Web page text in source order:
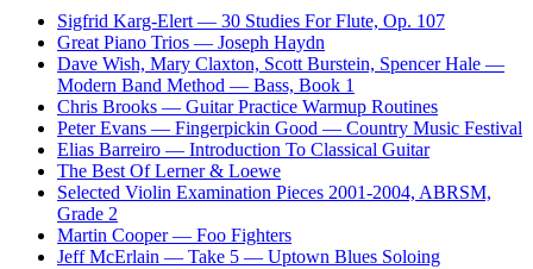
Sigfrid Karg-Elert — 30 Studies For Flute, Op. 107
Great Piano Trios — Joseph Haydn
Dave Wish, Mary Claxton, Scott Burstein, Spencer Hale —
Modern Band Method — Bass, Book 1
Chris Brooks — Guitar Practice Warmup Routines
Peter Evans — Fingerpickin Good — Country Music Festival
Elias Barreiro — Introduction To Classical Guitar
The Best Of Lerner & Loewe
Selected Violin Examination Pieces 2001-2004, ABRSM,
Grade 2
Martin Cooper — Foo Fighters
Jeff McErlain — Take 5 — Uptown Blues Soloing